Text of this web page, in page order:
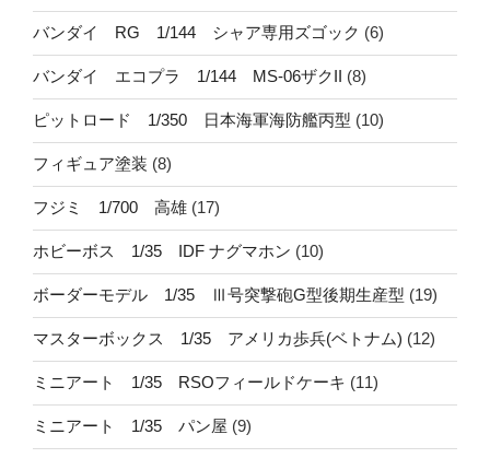
バンダイ RG 1/144 シャア専用ズゴック (6)
バンダイ エコプラ 1/144 MS-06ザクII (8)
ピットロード 1/350 日本海軍海防艦丙型 (10)
フィギュア塗装 (8)
フジミ 1/700 高雄 (17)
ホビーボス 1/35 IDF ナグマホン (10)
ボーダーモデル 1/35 Ⅲ号突撃砲G型後期生産型 (19)
マスターボックス 1/35 アメリカ歩兵(ベトナム) (12)
ミニアート 1/35 RSOフィールドケーキ (11)
ミニアート 1/35 パン屋 (9)